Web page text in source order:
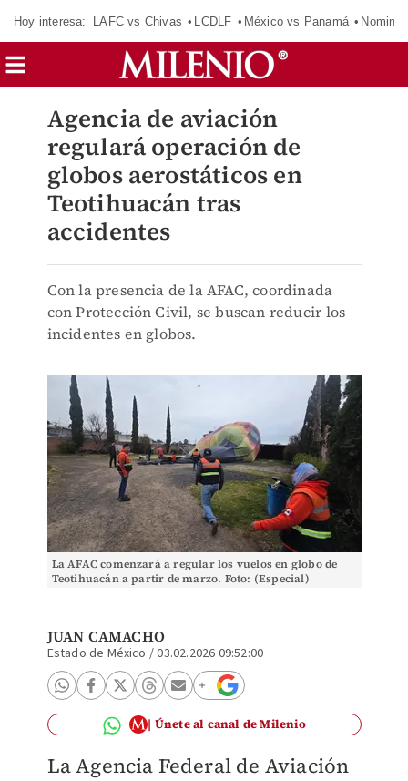
Hoy interesa: LAFC vs Chivas LCDLF México vs Panamá
Agencia de aviación
regulará operación de
globos aerostáticos en
Teotihuacán tras
accidentes
Con la presencia de la AFAC, coordinada
con Protección Civil, se buscan reducir los
incidentes en globos.
La AFAC comenzará a regular los vuelos en globo de
Teotihuacán a partir de marzo. Foto: (Especial)
JUAN CAMACHO
Estado de México /03.02.2026 09:52:00
Únete al canal de Milenio
La Agencia Federal de Aviación